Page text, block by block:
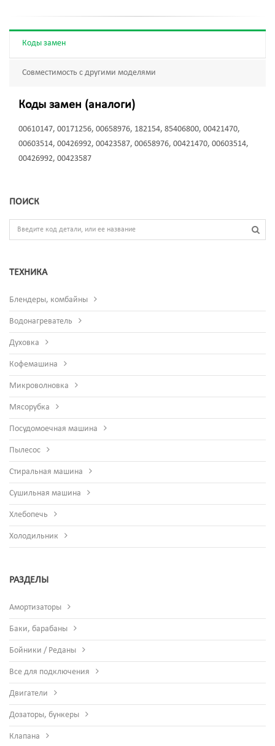
Коды замен
Совместимость с другими моделями
Коды замен (аналоги)
00610147, 00171256, 00658976, 182154, 85406800, 00421470,
00603514, 00426992, 00423587, 00658976, 00421470, 00603514,
00426992, 00423587
ПОИСК
ТЕХНИКА
Блендеры, комбайны
Водонагреватель
Духовка
Кофемашина
Микроволновка
Мясорубка
Посудомоечная машина
Пылесос
Стиральная машина
Сушильная машина
Хлебопечь
Холодильник
РАЗДЕЛЫ
Амортизаторы
Баки, барабаны
Бойники / Реданы
Все для подключения
Двигатели
Дозаторы, бункеры
Клапана